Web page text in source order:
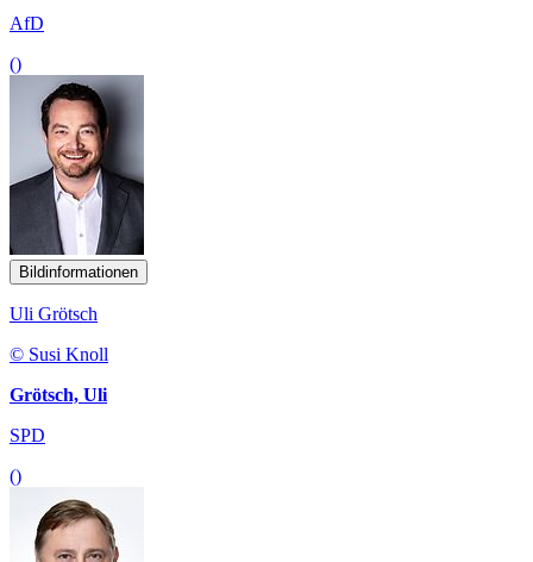
AfD
()
Bildinformationen
Uli Grötsch
© Susi Knoll
Grötsch, Uli
SPD
()